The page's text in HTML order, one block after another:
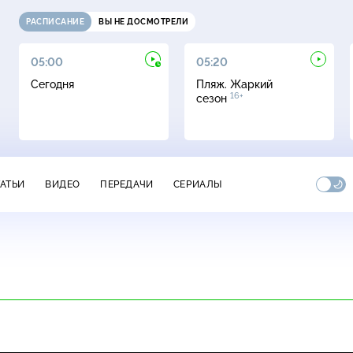
РАСПИСАНИЕ ВЫ НЕ ДОСМОТРЕЛИ
05:00
Сегодня
05:20
Пляж. Жаркий
сезон 16+
ВИДЕО ПЕРЕДАЧИ СЕРИАЛЫ